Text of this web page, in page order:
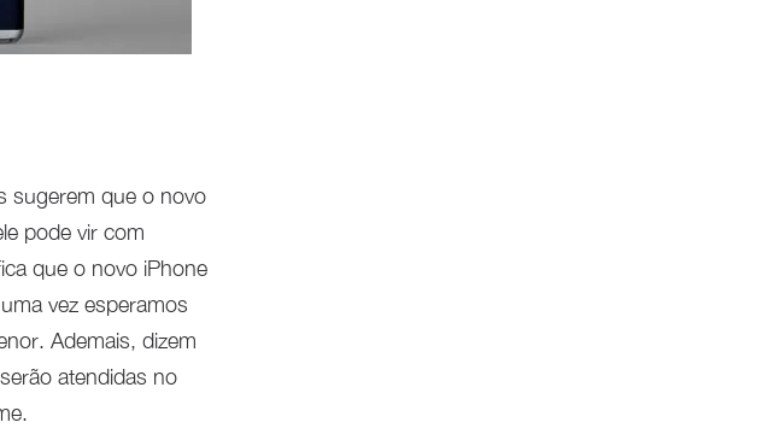
sugerem que o novo
pode vir com
que o novo iPhone
vez esperamos
Ademais, dizem
atendidas no